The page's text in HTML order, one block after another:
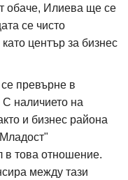
обаче, Илиева ще се
се чисто
център за бизнес
превърне в
наличието на
и бизнес района
в това отношение.
между тази